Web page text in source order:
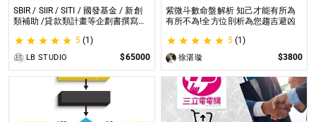
SBIR / SIIR / SITI / 國發基金 / 新創
類補助 /貸款類計畫等企劃書撰寫
類補助 /貸款類計畫等企劃書撰寫
5 (1)
LB STUDIO $65000
紫微斗數命盤解析 知己才能有所為
有所不為!全方位剖析為您趨吉避凶
5 (1)
徐湛璇 $3800